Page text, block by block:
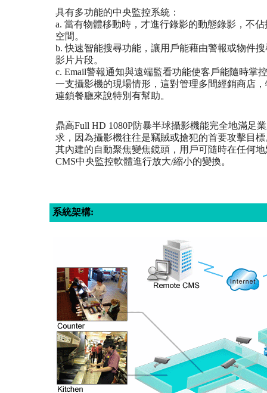
具有多功能的中央監控系統：
a. 當有物體移動時，才進行錄影的動態錄影，不佔
空間。
b. 快速智能搜尋功能，讓用戶能藉由警報或物件
影片片段。
c. Email警報通知與遠端監看功能使客戶能隨時掌
一支攝影機的現場情形，這對管理多間經銷商店
連鎖餐廳來說特別有幫助。
鼎高Full HD 1080P防暴半球攝影機能完全地滿足
求，因為攝影機往往是竊賊或搶犯的首要攻擊目
其內建的自動聚焦變焦鏡頭，用戶可隨時在任何
CMS中央監控軟體進行放大/縮小的變換。
系統架構: